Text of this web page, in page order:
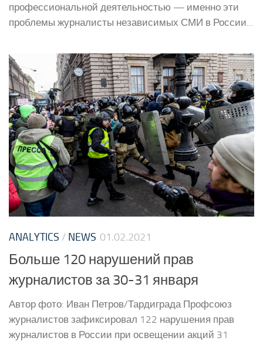
профессиональной деятельностью — именно эти
проблемы журналисты независимых СМИ в России...
ANALYTICS / NEWS 01.02.2021
Больше 120 нарушений прав
журналистов за 30-31 января
Автор фото: Иван Петров/Тардиграда Профсоюз
журналистов зафиксировал 122 нарушения прав
журналистов в России при освещении акций 31